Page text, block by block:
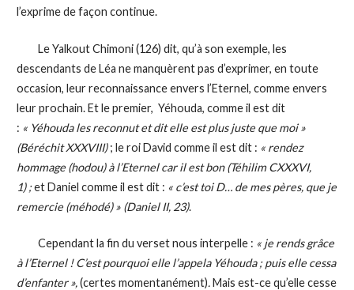
l’exprime de façon continue.
Le Yalkout Chimoni (126) dit, qu’à son exemple, les
descendants de Léa ne manquèrent pas d’exprimer, en toute
occasion, leur reconnaissance envers l’Eternel, comme envers
leur prochain. Et le premier, Yéhouda, comme il est dit
: « Yéhouda les reconnut et dit elle est plus juste que moi »
(Béréchit XXXVIII); le roi David comme il est dit : « rendez
hommage (hodou) à l’Eternel car il est bon (Téhilim CXXXVI,
1) ;et Daniel comme il est dit : « c’est toi D… de mes pères, que je
remercie (méhodé) » (Daniel II, 23).
Cependant la fin du verset nous interpelle : « je rends grâce
à l’Eternel ! C’est pourquoi elle l’appela Yéhouda ; puis elle cessa
d’enfanter »,(certes momentanément).Mais est-ce qu’elle cesse